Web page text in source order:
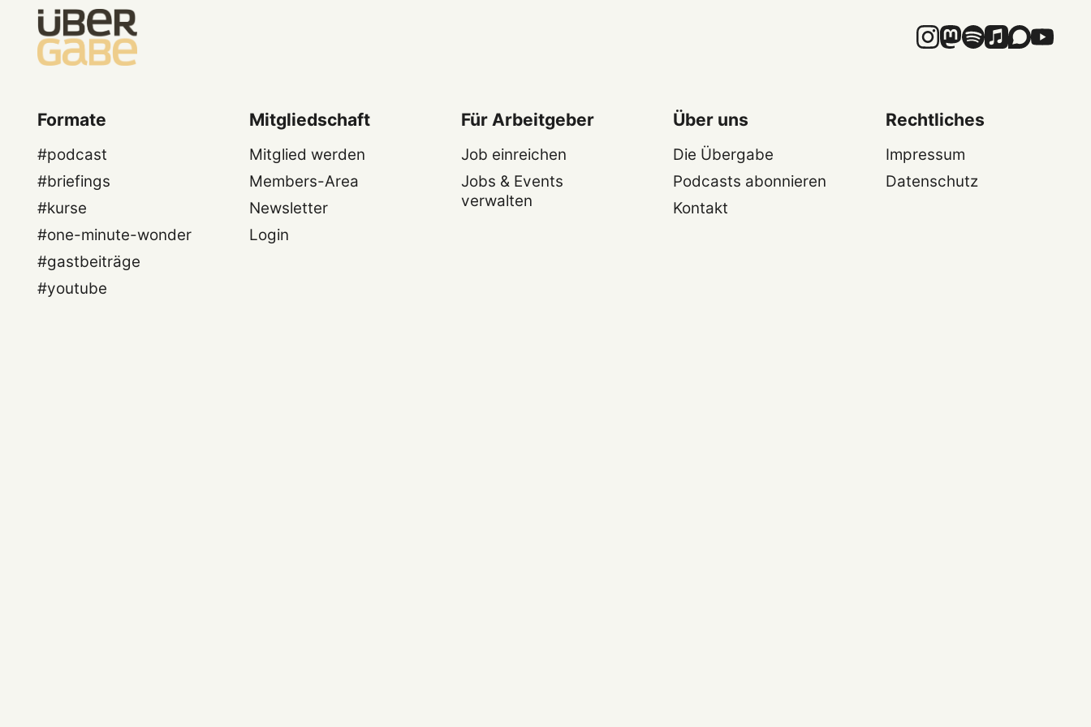
Formate
#podcast
#briefings
#kurse
#one-minute-wonder
#gastbeiträge
#youtube
Mitgliedschaft
Mitglied werden
Members-Area
Newsletter
Login
Für Arbeitgeber
Job einreichen
Jobs & Events
verwalten
Über uns
Die Übergabe
Podcasts abonnieren
Kontakt
Rechtliches
Impressum
Datenschutz